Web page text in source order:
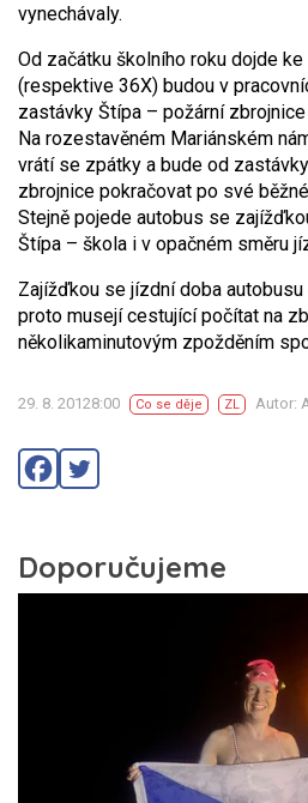
vynechávaly.
Od začátku školního roku dojde
(respektive 36X) budou v
zastávky Štípa – požární
Na rozestavěném Mariánském
vrátí se zpátky a bude od
zbrojnice pokračovat po své
Stejně pojede autobus se
Štípa – škola i v opačném směru
Zajížďkou se jízdní doba
proto musejí cestující počítat na
několikaminutovým zpožděním
29. 8. 20128:00 Co se děje ZL Autor: